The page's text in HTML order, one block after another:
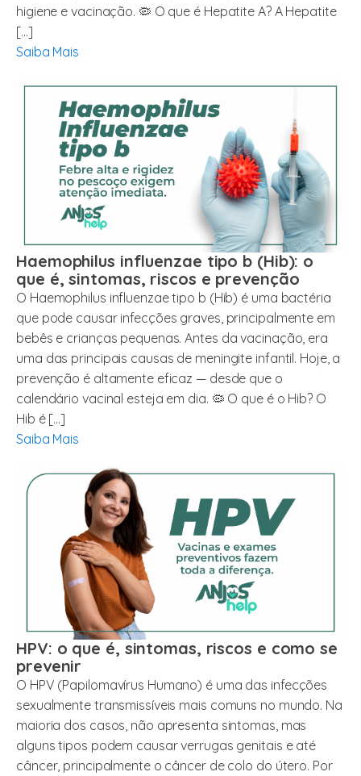
higiene e vacinação. 🦠 O que é Hepatite A? A Hepatite
[…]
Saiba Mais
Haemophilus influenzae tipo b (Hib): o
que é, sintomas, riscos e prevenção
O Haemophilus influenzae tipo b (Hib) é uma bactéria
que pode causar infecções graves, principalmente em
bebês e crianças pequenas. Antes da vacinação, era
uma das principais causas de meningite infantil. Hoje, a
prevenção é altamente eficaz — desde que o
calendário vacinal esteja em dia. 🦠 O que é o Hib? O
Hib é […]
Saiba Mais
HPV: o que é, sintomas, riscos e como se
prevenir
O HPV (Papilomavírus Humano) é uma das infecções
sexualmente transmissíveis mais comuns no mundo. Na
maioria dos casos, não apresenta sintomas, mas
alguns tipos podem causar verrugas genitais e até
câncer, principalmente o câncer de colo do útero. Por